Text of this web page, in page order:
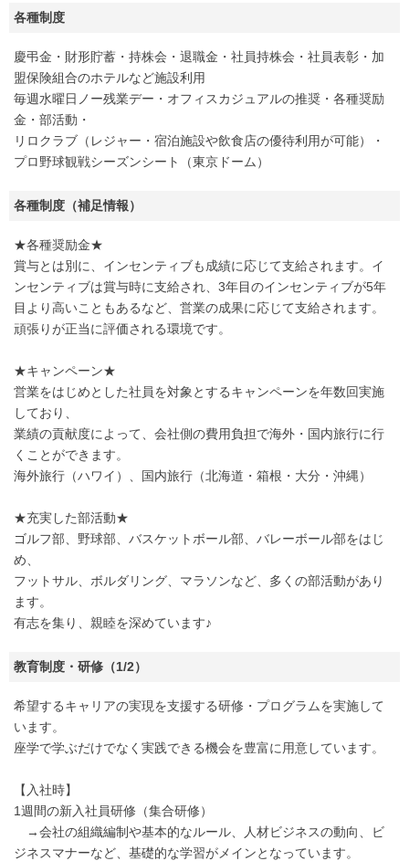
各種制度
慶弔金・財形貯蓄・持株会・退職金・社員持株会・社員表彰・加
盟保険組合のホテルなど施設利用
毎週水曜日ノー残業デー・オフィスカジュアルの推奨・各種奨励
金・部活動・
リロクラブ（レジャー・宿泊施設や飲食店の優待利用が可能）・
プロ野球観戦シーズンシート（東京ドーム）
各種制度（補足情報）
★各種奨励金★
賞与とは別に、インセンティブも成績に応じて支給されます。イ
ンセンティブは賞与時に支給され、3年目のインセンティブが5年
目より高いこともあるなど、営業の成果に応じて支給されます。
頑張りが正当に評価される環境です。
★キャンペーン★
営業をはじめとした社員を対象とするキャンペーンを年数回実施
しており、
業績の貢献度によって、会社側の費用負担で海外・国内旅行に行
くことができます。
海外旅行（ハワイ）、国内旅行（北海道・箱根・大分・沖縄）
★充実した部活動★
ゴルフ部、野球部、バスケットボール部、バレーボール部をはじ
め、
フットサル、ボルダリング、マラソンなど、多くの部活動があり
ます。
有志を集り、親睦を深めています♪
教育制度・研修（1/2）
希望するキャリアの実現を支援する研修・プログラムを実施して
います。
座学で学ぶだけでなく実践できる機会を豊富に用意しています。
【入社時】
1週間の新入社員研修（集合研修）
→会社の組織編制や基本的なルール、人材ビジネスの動向、ビ
ジネスマナーなど、基礎的な学習がメインとなっています。